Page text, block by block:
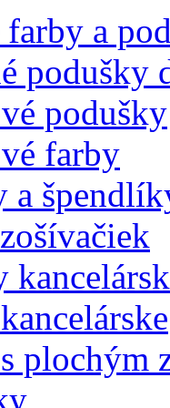
farby a
podušky
podušky
farby
a
plochým